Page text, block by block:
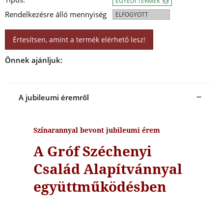
Rendelkezésre álló mennyiség
ELFOGYOTT
Értesítsen, amint a termék elérhető lesz!
Önnek ajánljuk:
A jubileumi éremről
Színarannyal bevont jubileumi érem
A Gróf Széchenyi
Család Alapítvánnyal
együttműködésben